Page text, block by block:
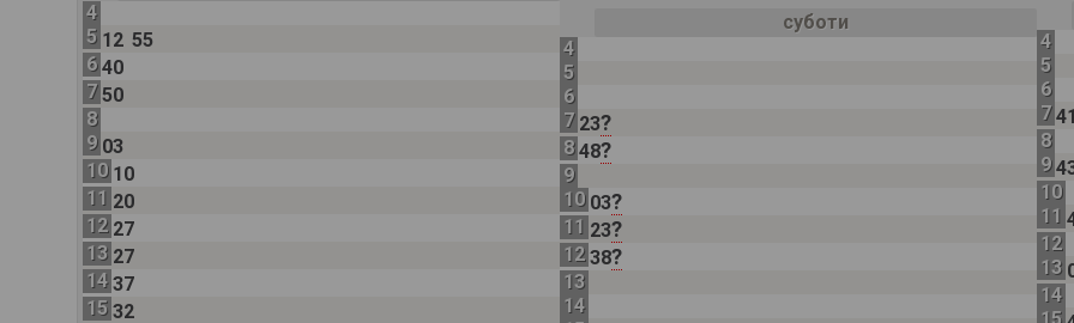
4
5 12 55
6 40
7 50
8
9 03
10 10
11 20
12 27
13 27
14 37
15 32
суботи
4
5
6
7 23?
8 48?
9
10 03?
11 23?
12 38?
13
14
4
5
6
7
8
9
10
11
12
13
14